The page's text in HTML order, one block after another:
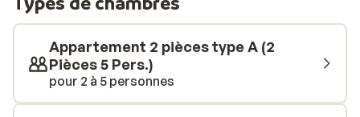
Vous pouvez facilement rejoindre les pistes et le
centre en bus, qui s'arrête à proximité. Après une
journée sur les pistes, place à la détente! Rendez-vous
au centre de bien-être, où vous pourrez profiter
gratuitement de la piscine chauffée, du sauna et du
hammam.
Appartement 2 pièces type A (2
Pièces 5 Pers.)
pour 2 à 5 personnes